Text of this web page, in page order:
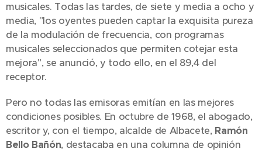
musicales. Todas las tardes, de siete y media a ocho y
media, "los oyentes pueden captar la exquisita pureza
de la modulación de frecuencia, con programas
musicales seleccionados que permiten cotejar esta
mejora", se anunció, y todo ello, en el 89,4 del
receptor.
Pero no todas las emisoras emitían en las mejores
condiciones posibles. En octubre de 1968, el abogado,
escritor y, con el tiempo, alcalde de Albacete, Ramón
Bello Bañón, destacaba en una columna de opinión